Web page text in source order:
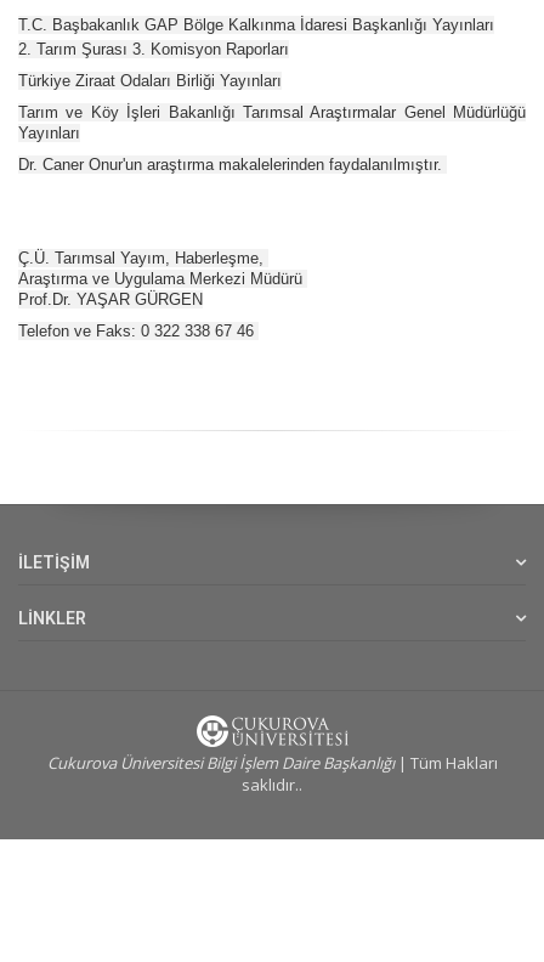
T.C. Başbakanlık GAP Bölge Kalkınma İdaresi Başkanlığı Yayınları
2. Tarım Şurası 3. Komisyon Raporları
Türkiye Ziraat Odaları Birliği Yayınları
Tarım ve Köy İşleri Bakanlığı Tarımsal Araştırmalar Genel Müdürlüğü
Yayınları
Dr. Caner Onur'un araştırma makalelerinden faydalanılmıştır.
Ç.Ü. Tarımsal Yayım, Haberleşme,
Araştırma ve Uygulama Merkezi Müdürü
Prof.Dr. YAŞAR GÜRGEN
Telefon ve Faks: 0 322 338 67 46
İLETİŞİM
LİNKLER
Cukurova Üniversitesi Bilgi İşlem Daire Başkanlığı| Tüm Hakları
saklıdır..